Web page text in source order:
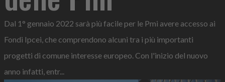
Dal 1° gennaio 2022 sarà più facile per le Pmi avere accesso ai
Fondi Ipcei, che comprendono alcuni tra i più importanti
progetti di comune interesse europeo. Con l'inizio del nuovo
anno infatti, entr...